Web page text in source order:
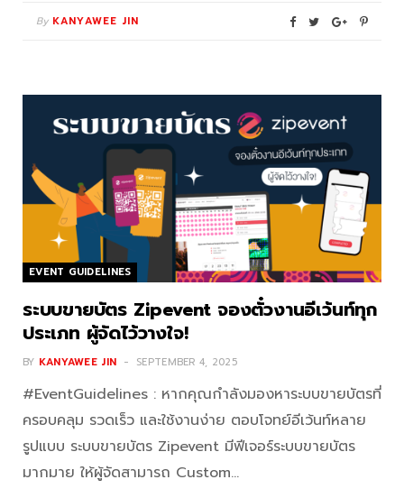
By KANYAWEE JIN
EVENT GUIDELINES
ระบบขายบัตร Zipevent จองตั๋วงานอีเว้นท์ทุก
ประเภท ผู้จัดไว้วางใจ!
BY KANYAWEE JIN SEPTEMBER 4, 2025
#EventGuidelines : หากคุณกำลังมองหาระบบขายบัตรที่
ครอบคลุม รวดเร็ว และใช้งานง่าย ตอบโจทย์อีเว้นท์หลาย
รูปแบบ ระบบขายบัตร Zipevent มีฟีเจอร์ระบบขายบัตร
มากมาย ให้ผู้จัดสามารถ Custom…